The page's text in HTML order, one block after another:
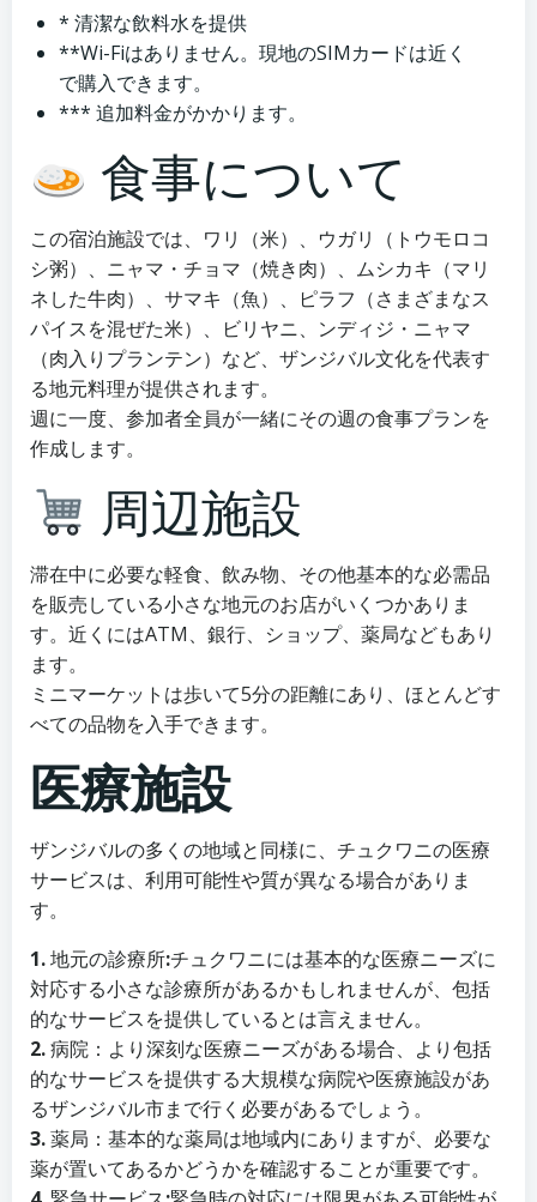
* 清潔な飲料水を提供
**Wi-Fiはありません。現地のSIMカードは近く
で購入できます。
*** 追加料金がかかります。
食事について
この宿泊施設では、ワリ（米）、ウガリ（トウモロコ
シ粥）、ニャマ・チョマ（焼き肉）、ムシカキ（マリ
ネした牛肉）、サマキ（魚）、ピラフ（さまざまなス
パイスを混ぜた米）、ビリヤニ、ンディジ・ニャマ
（肉入りプランテン）など、ザンジバル文化を代表す
る地元料理が提供されます。
週に一度、参加者全員が一緒にその週の食事プランを
作成します。
周辺施設
滞在中に必要な軽食、飲み物、その他基本的な必需品
を販売している小さな地元のお店がいくつかありま
す。近くにはATM、銀行、ショップ、薬局などもあり
ます。
ミニマーケットは歩いて5分の距離にあり、ほとんどす
べての品物を入手できます。
医療施設
ザンジバルの多くの地域と同様に、チュクワニの医療
サービスは、利用可能性や質が異なる場合がありま
す。
1.地元の診療所:チュクワニには基本的な医療ニーズに
対応する小さな診療所があるかもしれませんが、包括
的なサービスを提供しているとは言えません。
2.病院：より深刻な医療ニーズがある場合、より包括
的なサービスを提供する大規模な病院や医療施設があ
るザンジバル市まで行く必要があるでしょう。
3.薬局：基本的な薬局は地域内にありますが、必要な
薬が置いてあるかどうかを確認することが重要です。